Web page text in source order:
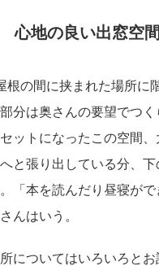
心地の良い出窓空間
根の間に挟まれた場所に
分は奥さんの要望でつ
ットになったこの空間
と張り出している分、下
「本を読んだり昼寝がで
んはいう。
所についてはいろいろと